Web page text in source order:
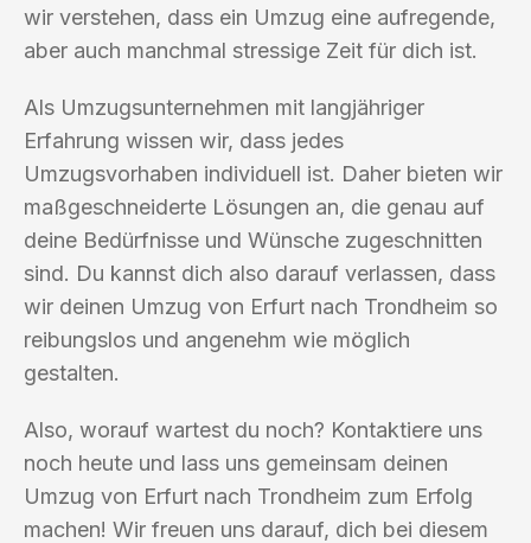
wir verstehen, dass ein Umzug eine aufregende,
aber auch manchmal stressige Zeit für dich ist.
Als Umzugsunternehmen mit langjähriger
Erfahrung wissen wir, dass jedes
Umzugsvorhaben individuell ist. Daher bieten wir
maßgeschneiderte Lösungen an, die genau auf
deine Bedürfnisse und Wünsche zugeschnitten
sind. Du kannst dich also darauf verlassen, dass
wir deinen Umzug von Erfurt nach Trondheim so
reibungslos und angenehm wie möglich
gestalten.
Also, worauf wartest du noch? Kontaktiere uns
noch heute und lass uns gemeinsam deinen
Umzug von Erfurt nach Trondheim zum Erfolg
machen! Wir freuen uns darauf, dich bei diesem